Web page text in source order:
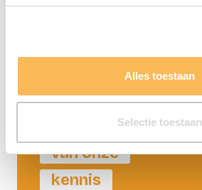
Alles toestaan
Selectie toestaan
Maak gebruik
van onze
kennis